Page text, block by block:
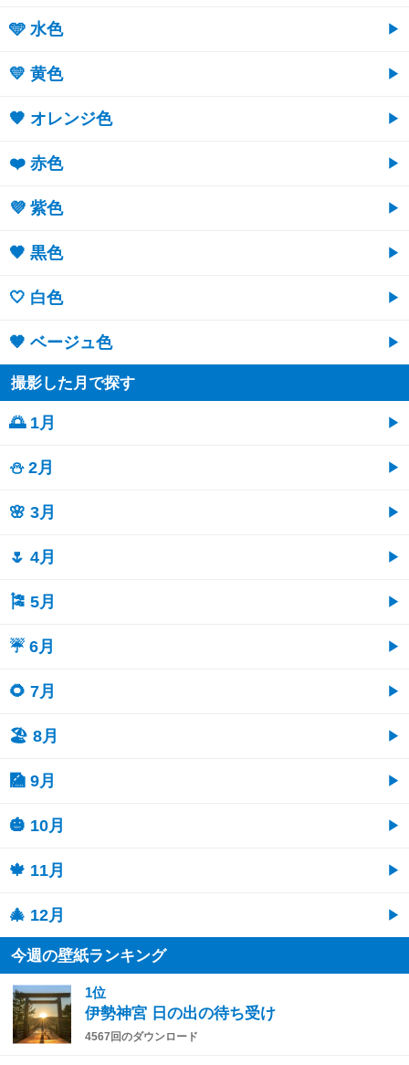
🩵 水色
💛 黄色
🧡 オレンジ色
❤️ 赤色
💜 紫色
🖤 黒色
🤍 白色
🤎 ベージュ色
撮影した月で探す
🌅 1月
⛄ 2月
🌸 3月
🌷 4月
🎏 5月
☔ 6月
🌻 7月
🏖 8月
🎑 9月
🎃 10月
🍁 11月
🎄 12月
今週の壁紙ランキング
1位
伊勢神宮 日の出の待ち受け
4567回のダウンロード